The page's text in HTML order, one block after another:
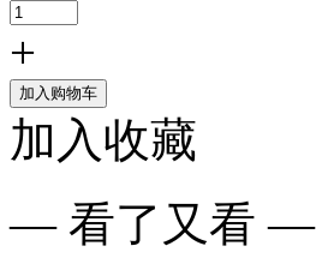
+
加入购物车
加入收藏
— 看了又看 —